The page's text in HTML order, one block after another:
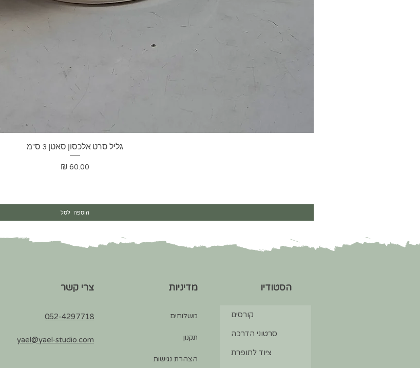
תצוגה מהירה
גליל סרט אלכסון סאטן 3 ס"מ
מחיר
הוספה לסל
צרי קשר
052-4297718
yael@yael-studio.com
מדיניות
משלוחים
תקנון
הצהרת נגישות
הסטודיו
קורסים
סרטוני הדרכה
ציוד לתופרת